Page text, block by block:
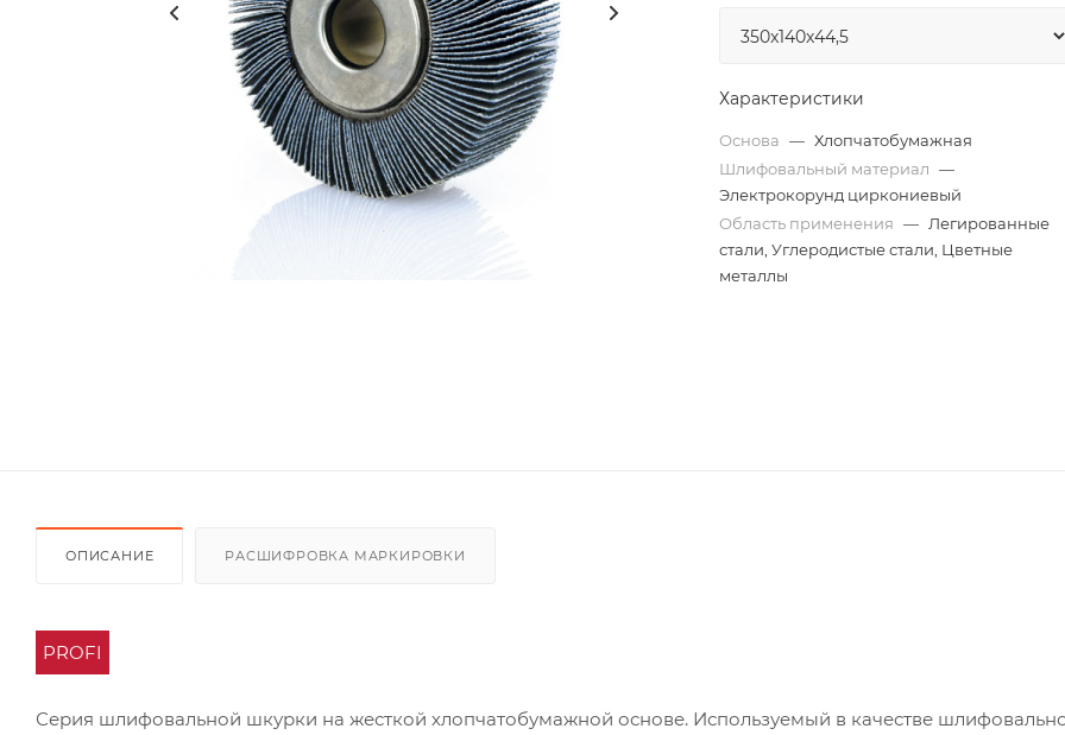
Характеристики
Основа — Хлопчатобумажная
Шлифовальный материал —
Электрокорунд циркониевый
Область применения — Легированные
стали, Углеродистые стали, Цветные
металлы
ОПИСАНИЕ РАСШИФРОВКА МАРКИРОВКИ
PROFI
Серия шлифовальной шкурки на жесткой хлопчатобумажной основе. Используемый в качестве